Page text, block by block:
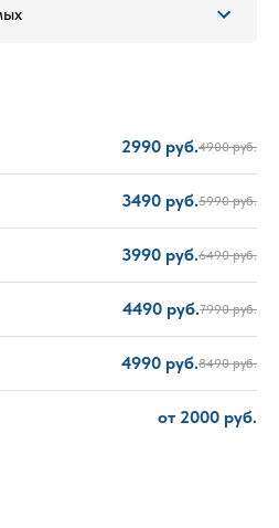
2990 руб.4900 руб.
3490 руб.5990 руб.
3990 руб.6490 руб.
4490 руб.7990 руб.
4990 руб.8490 руб.
от 2000 руб.